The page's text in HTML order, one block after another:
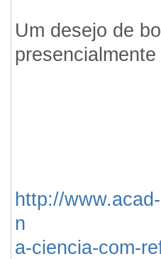
Um desejo de
http://
n
a-ciencia-com-